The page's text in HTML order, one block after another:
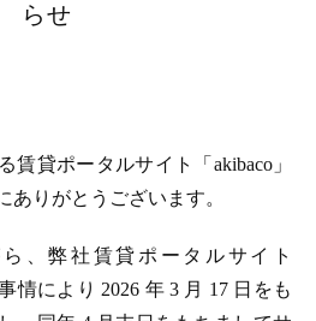
らせ
賃貸ポータルサイト「akibaco」
ありがとうございます。
、弊社賃貸ポータルサイト
情により 2026 年 3 月 17 日をも